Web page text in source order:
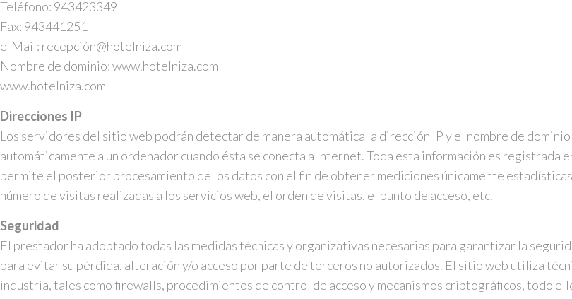
Teléfono: 943423349
Fax: 943441251
e-Mail: recepción@hotelniza.com
Nombre de dominio: www.hotelniza.com
www.hotelniza.com
Direcciones IP
Los servidores del sitio web podrán detectar de manera automática la dirección IP y el nombre de
automáticamente a un ordenador cuando ésta se conecta a Internet. Toda esta información es
permite el posterior procesamiento de los datos con el fin de obtener mediciones únicamente
número de visitas realizadas a los servicios web, el orden de visitas, el punto de acceso, etc.
Seguridad
El prestador ha adoptado todas las medidas técnicas y organizativas necesarias para garantizar la
para evitar su pérdida, alteración y/o acceso por parte de terceros no autorizados. El sitio web utiliza
industria, tales como firewalls, procedimientos de control de acceso y mecanismos criptográficos, todo